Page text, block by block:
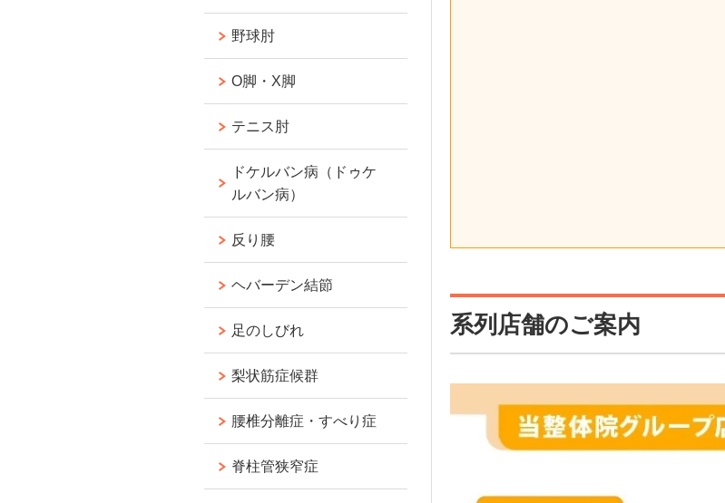
系列店舗のご案内
野球肘
O脚・X脚
テニス肘
ドケルバン病（ドゥケ
ルバン病）
反り腰
ヘバーデン結節
足のしびれ
梨状筋症候群
腰椎分離症・すべり症
脊柱管狭窄症